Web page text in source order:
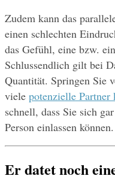
Zudem kann das
einen schlechten
das Gefühl, eine bzw.
Schlussendlich gilt bei
Quantität. Springen Sie
viele potenzielle Partner
schnell, dass Sie sich
Person einlassen können.
Er datet noch